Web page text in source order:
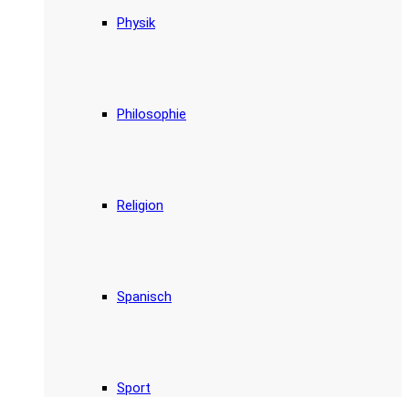
Physik
Philosophie
Religion
Spanisch
Sport